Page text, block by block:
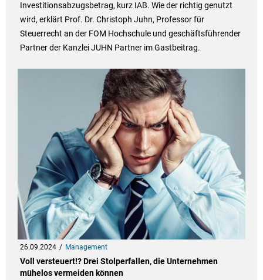
Investitionsabzugsbetrag, kurz IAB. Wie der richtig genutzt
wird, erklärt Prof. Dr. Christoph Juhn, Professor für
Steuerrecht an der FOM Hochschule und geschäftsführender
Partner der Kanzlei JUHN Partner im Gastbeitrag.
26.09.2024 Management
Voll versteuert!? Drei Stolperfallen, die Unternehmen
mühelos vermeiden können